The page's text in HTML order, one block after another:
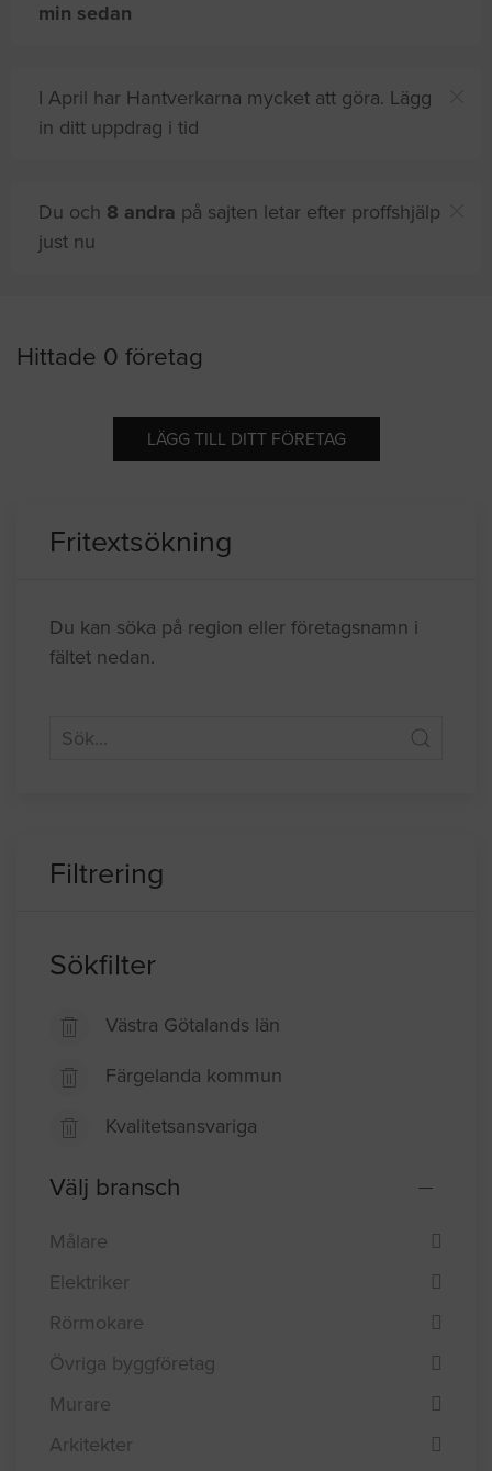
min sedan
I April har Hantverkarna mycket att göra. Lägg
in ditt uppdrag i tid
Du och 8 andra på sajten letar efter proffshjälp
just nu
Hittade 0 företag
LÄGG TILL DITT FÖRETAG
Fritextsökning
Du kan söka på region eller företagsnamn i
fältet nedan.
Filtrering
Sökfilter
Västra Götalands län
Färgelanda kommun
Kvalitetsansvariga
Välj bransch
Målare
Elektriker
Rörmokare
Övriga byggföretag
Murare
Arkitekter